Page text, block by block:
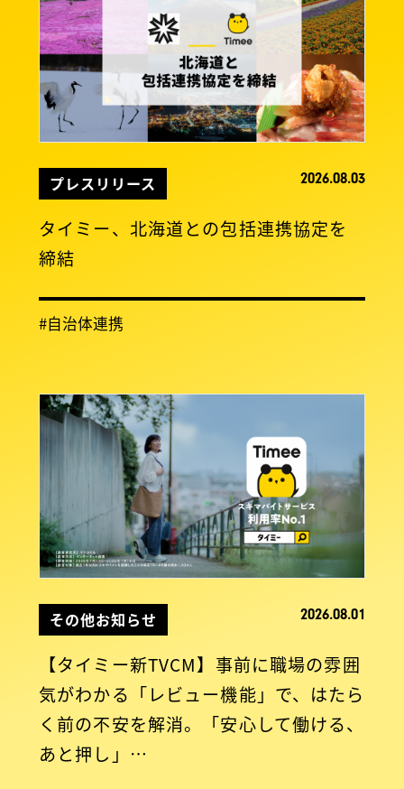
プレスリリース 2026.08.03
タイミー、北海道との包括連携協定を
締結
#自治体連携
その他お知らせ 2026.08.01
【タイミー新TVCM】事前に職場の雰囲
気がわかる「レビュー機能」で、はたら
く前の不安を解消。「安心して働ける、
あと押し」…